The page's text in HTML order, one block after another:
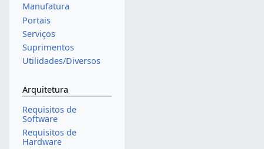
Manufatura
Portais
Serviços
Suprimentos
Utilidades/Diversos
Arquitetura
Requisitos de
Software
Requisitos de
Hardware